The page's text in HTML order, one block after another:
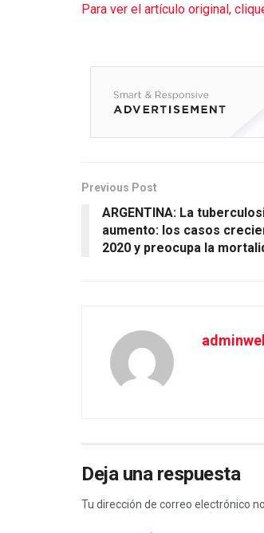
Para ver el artículo original,
Previous Post
ARGENTINA: La
aumento: los casos
2020 y preocupa la
Deja una respuesta
Tu dirección de correo electrónico